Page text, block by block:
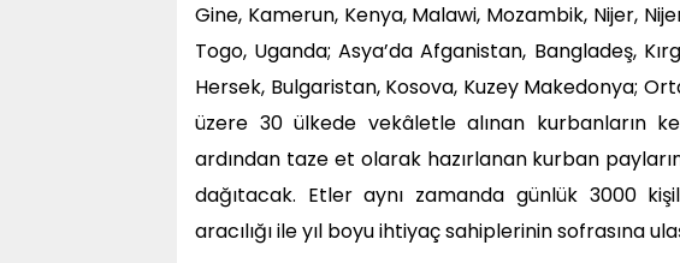
Gine, Kamerun, Kenya, Malawi, Mozambik, Nijer,
Togo, Uganda; Asya’da Afganistan, Bangladeş,
Hersek, Bulgaristan, Kosova, Kuzey Makedonya;
üzere 30 ülkede vekâletle alınan kurbanların
ardından taze et olarak hazırlanan kurban
dağıtacak. Etler aynı zamanda günlük 3000
aracılığı ile yıl boyu ihtiyaç sahiplerinin sofrasına